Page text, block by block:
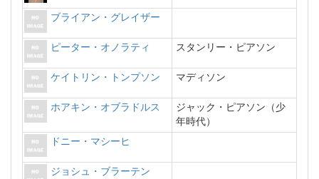
ブライアン・グレイザー
ピーター・オノラティ スタンリー・ピアソン
ケイトリン・トンプソン マディソン
ホアキン・オブラドルス
ジャック・ピアソン（少
年時代）
ドニー・マシーヒ
ジョシュ・ブラーテン